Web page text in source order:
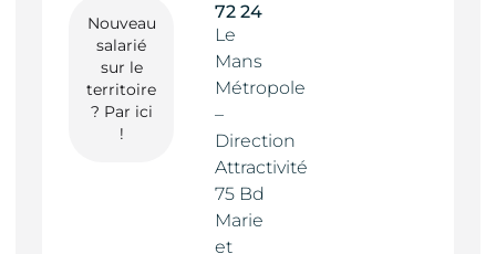
Nouveau
salarié
sur le
territoire
? Par ici
!
72 24
Le
Mans
Métropole
–
Direction
Attractivité
75 Bd
Marie
et